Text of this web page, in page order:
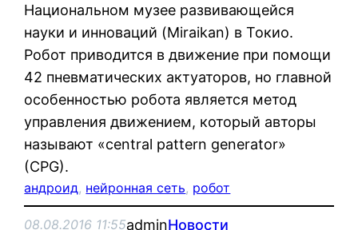
Национальном музее развивающейся
науки и инноваций (Miraikan) в Токио.
Робот приводится в движение при помощи
42 пневматических актуаторов, но главной
особенностью робота является метод
управления движением, который авторы
называют «central pattern generator»
(CPG).
андроид, нейронная сеть, робот
08.08.2016 11:55adminНовости